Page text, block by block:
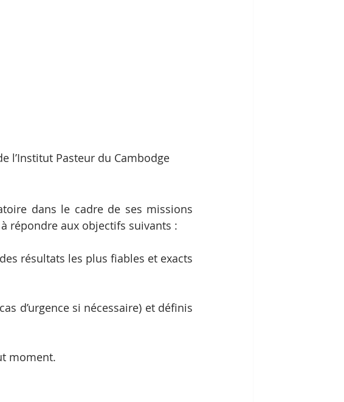
l’Institut Pasteur du Cambodge
dans le cadre de ses missions
répondre aux objectifs suivants :
résultats les plus fiables et exacts
d’urgence si nécessaire) et définis
moment.